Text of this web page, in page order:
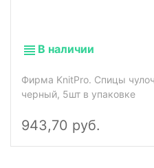
В наличии
Фирма KnitPro. Спицы
черный, 5шт в упаковке
943,70 руб.